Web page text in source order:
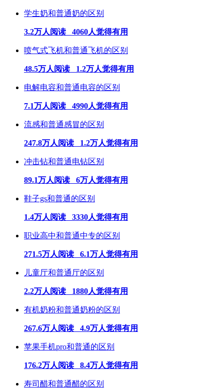
学生奶和普通奶的区别
3.2万人阅读 4060人觉得有用
喷气式飞机和普通飞机的区别
48.5万人阅读 1.2万人觉得有用
电解电容和普通电容的区别
7.1万人阅读 4990人觉得有用
流感和普通感冒的区别
247.8万人阅读 1.2万人觉得有用
冲击钻和普通电钻区别
89.1万人阅读 6万人觉得有用
鞋子gs和普通的区别
1.4万人阅读 3330人觉得有用
职业高中和普通中专的区别
271.5万人阅读 6.1万人觉得有用
儿童厅和普通厅的区别
2.2万人阅读 1880人觉得有用
有机奶粉和普通奶粉的区别
267.6万人阅读 4.9万人觉得有用
苹果手机pro和普通的区别
176.2万人阅读 8.4万人觉得有用
寿司醋和普通醋的区别